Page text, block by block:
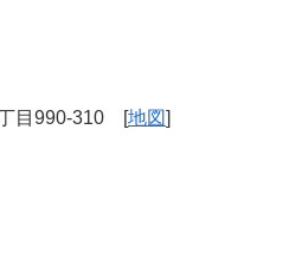
目990-310 [ 地図